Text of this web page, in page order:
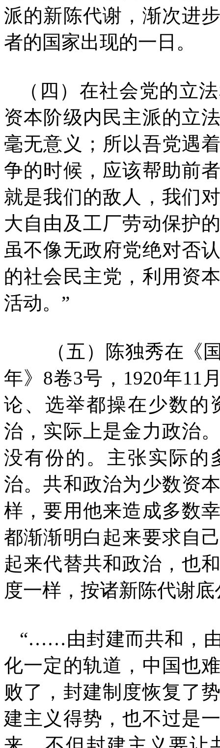
派的新陈代谢，渐次进
者的国家出现的一日。
（四）在社会党的立
资本阶级内民主派的立
毫无意义；所以吾党遇
争的时候，应该帮助前
就是我们的敌人，我们
大自由及工厂劳动保护
虽不像无政府党绝对否
的社会民主党，利用资
活动。”
（五）陈独秀在《
年》 8卷3号， 1920年11
论、选举都操在少数的
治，实际上是金力政治
没有份的。主张实际的
治。共和政治为少数资
样，要用他来造成多数
都渐渐明白起来要求自
起来代替共和政治，也
度一样，按诸新陈代谢
“……由封建而共和，
化一定的轨道，中国也
败了，封建制度恢复了
建主义得势，也不过是